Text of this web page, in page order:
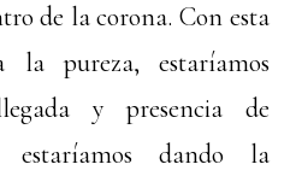
de la corona. Con esta
la pureza, estaríamos
y presencia de
estaríamos dando la